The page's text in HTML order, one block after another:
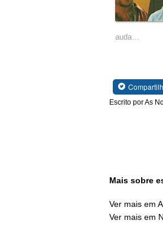
auda…
Escrito por As
Mais sobre
Ver mais em
Ver mais em